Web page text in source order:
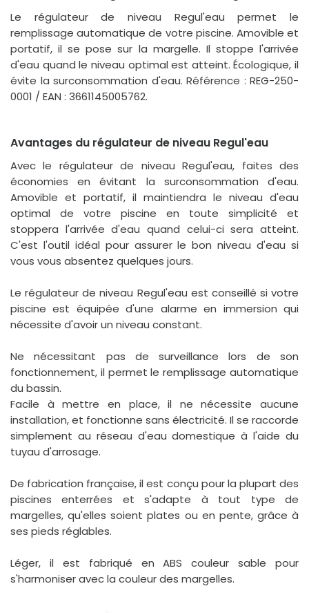
Le régulateur de niveau Regul'eau permet le
remplissage automatique de votre piscine. Amovible et
portatif, il se pose sur la margelle. Il stoppe l'arrivée
d'eau quand le niveau optimal est atteint. Écologique, il
évite la surconsommation d'eau. Référence : REG-250-
0001 / EAN : 3661145005762.
Avantages du régulateur de niveau Regul'eau
Avec le régulateur de niveau Regul'eau, faites des
économies en évitant la surconsommation d'eau.
Amovible et portatif, il maintiendra le niveau d'eau
optimal de votre piscine en toute simplicité et
stoppera l'arrivée d'eau quand celui-ci sera atteint.
C'est l'outil idéal pour assurer le bon niveau d'eau si
vous vous absentez quelques jours.
Le régulateur de niveau Regul'eau est conseillé si votre
piscine est équipée d'une alarme en immersion qui
nécessite d'avoir un niveau constant.
Ne nécessitant pas de surveillance lors de son
fonctionnement, il permet le remplissage automatique
du bassin.
Facile à mettre en place, il ne nécessite aucune
installation, et fonctionne sans électricité. Il se raccorde
simplement au réseau d'eau domestique à l'aide du
tuyau d'arrosage.
De fabrication française, il est conçu pour la plupart des
piscines enterrées et s'adapte à tout type de
margelles, qu'elles soient plates ou en pente, grâce à
ses pieds réglables.
Léger, il est fabriqué en ABS couleur sable pour
s'harmoniser avec la couleur des margelles.